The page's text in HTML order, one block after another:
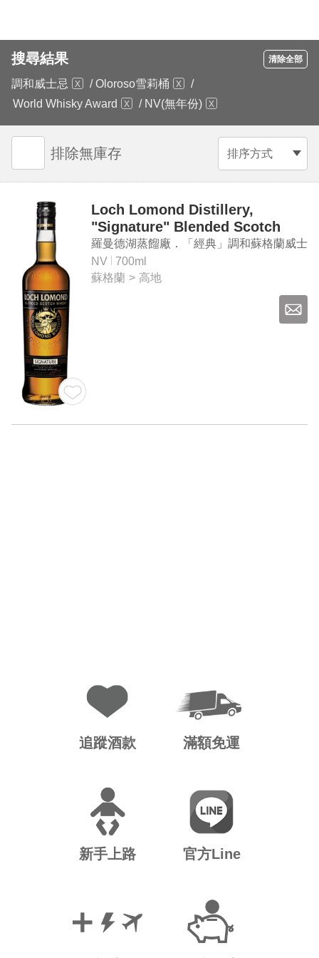
搜尋結果 清除全部
調和威士忌 / Oloroso雪莉桶
/
World Whisky Award
/ NV(無年份)
排序方式
排除無庫存
Loch Lomond Distillery,
"Signature" Blended Scotch
Whisky
羅曼德湖蒸餾廠．「經典」調和蘇格蘭威士
忌
NV
700ml
蘇格蘭 > 高地
追蹤酒款 滿額免運
新手上路 官方Line